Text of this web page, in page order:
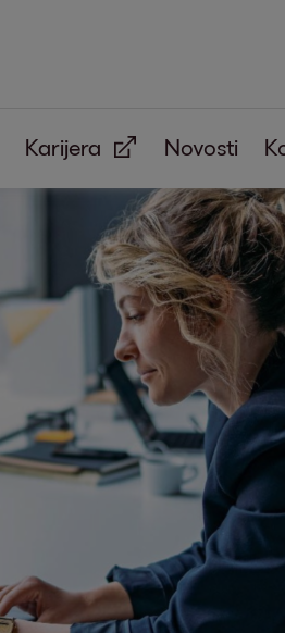
Karijera Novosti